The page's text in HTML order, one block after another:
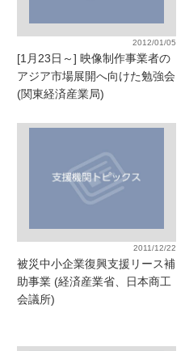
2012/01/05
[1月23日～] 映像制作事業者の
アジア市場展開へ向けた勉強会
(関東経済産業局)
2011/12/22
被災中小企業復興支援リース補
助事業 (経済産業省、日本商工
会議所)